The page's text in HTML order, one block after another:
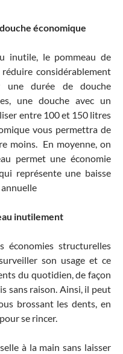
économique
inutile, le pommeau de
considérablement
une durée de douche
une douche avec un
entre 100 et 150 litres
vous permettra de
moins. En moyenne, on
permet une économie
représente une baisse
inutilement
économies structurelles
son usage et ce
du quotidien, de façon
sans raison. Ainsi, il peut
brossant les dents, en
se rincer.
à la main sans laisser